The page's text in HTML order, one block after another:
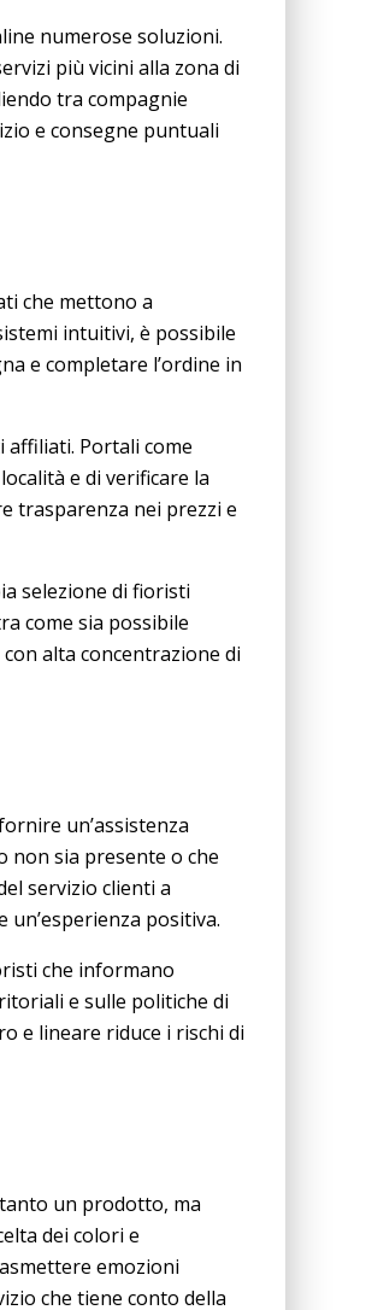
numerose soluzioni.
più vicini alla zona di
tra compagnie
e consegne puntuali
che mettono a
intuitivi, è possibile
e completare l’ordine in
Portali come
e di verificare la
trasparenza nei prezzi e
selezione di fioristi
come sia possibile
alta concentrazione di
un’assistenza
non sia presente o che
servizio clienti a
positiva.
che informano
e sulle politiche di
e lineare riduce i rischi di
un prodotto, ma
dei colori e
emozioni
che tiene conto della